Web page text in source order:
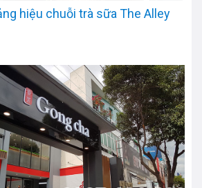
hiệu chuỗi trà sữa The Alley